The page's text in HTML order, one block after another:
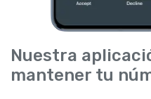
Nuestra
mantener tu